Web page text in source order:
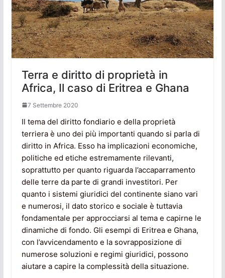
Terra e diritto di proprietà in
Africa, Il caso di Eritrea e Ghana
7 Settembre 2020
Il tema del diritto fondiario e della proprietà
terriera è uno dei più importanti quando si parla di
diritto in Africa. Esso ha implicazioni economiche,
politiche ed etiche estremamente rilevanti,
soprattutto per quanto riguarda l’accaparramento
delle terre da parte di grandi investitori. Per
quanto i sistemi giuridici del continente siano vari
e numerosi, il dato storico e sociale è tuttavia
fondamentale per approcciarsi al tema e capirne le
dinamiche di fondo. Gli esempi di Eritrea e Ghana,
con l’avvicendamento e la sovrapposizione di
numerose soluzioni e regimi giuridici, possono
aiutare a capire la complessità della situazione.